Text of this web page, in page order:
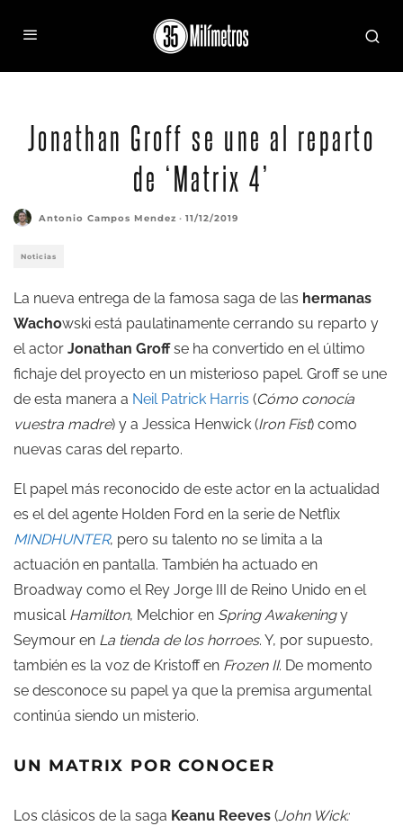
Jonathan Groff se une al reparto
de ‘Matrix 4’
Antonio Campos Mendez · 11/12/2019
Noticias
La nueva entrega de la famosa saga de las hermanas
Wachowski está paulatinamente cerrando su reparto y
el actor Jonathan Groffse ha convertido en el último
fichaje del proyecto en un misterioso papel. Groff se une
de esta manera a Neil Patrick Harris (Cómo conocía
vuestra madre) y a Jessica Henwick (Iron Fist) como
nuevas caras del reparto.
El papel más reconocido de este actor en la actualidad
es el del agente Holden Ford en la serie de Netflix
MINDHUNTER, pero su talento no se limita a la
actuación en pantalla. También ha actuado en
Broadway como el Rey Jorge III de Reino Unido en el
musical Hamilton, Melchior en Spring Awakeningy
Seymour en La tienda de los horroes. Y, por supuesto,
también es la voz de Kristoff en Frozen II. De momento
se desconoce su papel ya que la premisa argumental
continúa siendo un misterio.
UN MATRIX POR CONOCER
Los clásicos de la saga Keanu Reeves (John Wick: